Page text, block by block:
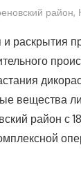
район,
раскрытия
вещества
район с